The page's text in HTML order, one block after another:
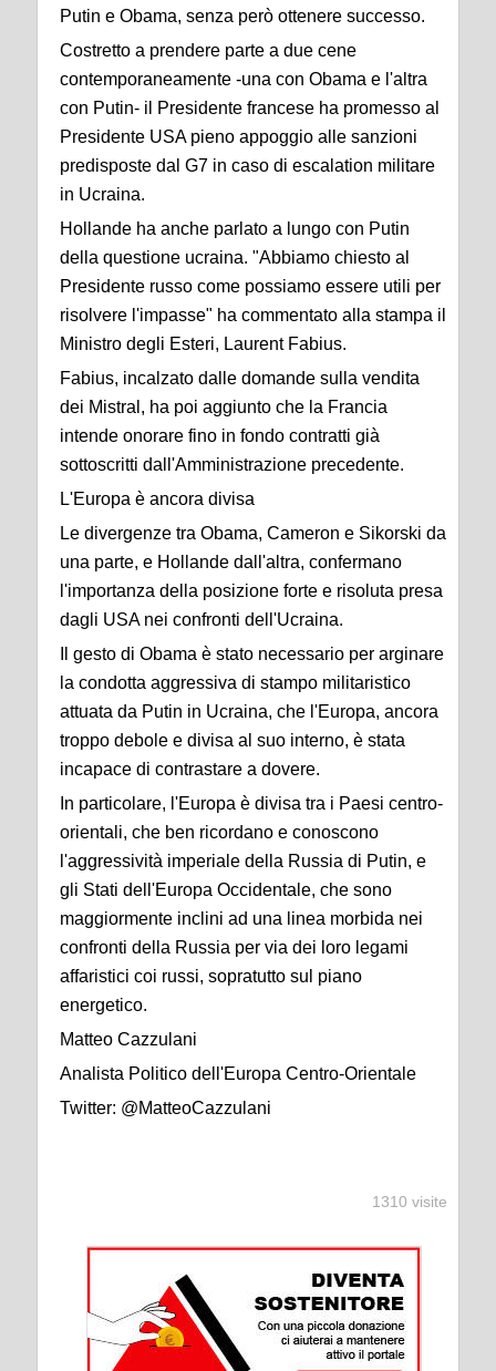
Putin e Obama, senza però ottenere successo.
Costretto a prendere parte a due cene
contemporaneamente -una con Obama e l'altra
con Putin- il Presidente francese ha promesso al
Presidente USA pieno appoggio alle sanzioni
predisposte dal G7 in caso di escalation militare
in Ucraina.
Hollande ha anche parlato a lungo con Putin
della questione ucraina. "Abbiamo chiesto al
Presidente russo come possiamo essere utili per
risolvere l'impasse" ha commentato alla stampa il
Ministro degli Esteri, Laurent Fabius.
Fabius, incalzato dalle domande sulla vendita
dei Mistral, ha poi aggiunto che la Francia
intende onorare fino in fondo contratti già
sottoscritti dall'Amministrazione precedente.
L'Europa è ancora divisa
Le divergenze tra Obama, Cameron e Sikorski da
una parte, e Hollande dall'altra, confermano
l'importanza della posizione forte e risoluta presa
dagli USA nei confronti dell'Ucraina.
Il gesto di Obama è stato necessario per arginare
la condotta aggressiva di stampo militaristico
attuata da Putin in Ucraina, che l'Europa, ancora
troppo debole e divisa al suo interno, è stata
incapace di contrastare a dovere.
In particolare, l'Europa è divisa tra i Paesi centro-
orientali, che ben ricordano e conoscono
l'aggressività imperiale della Russia di Putin, e
gli Stati dell'Europa Occidentale, che sono
maggiormente inclini ad una linea morbida nei
confronti della Russia per via dei loro legami
affaristici coi russi, sopratutto sul piano
energetico.
Matteo Cazzulani
Analista Politico dell'Europa Centro-Orientale
Twitter: @MatteoCazzulani
1310 visite